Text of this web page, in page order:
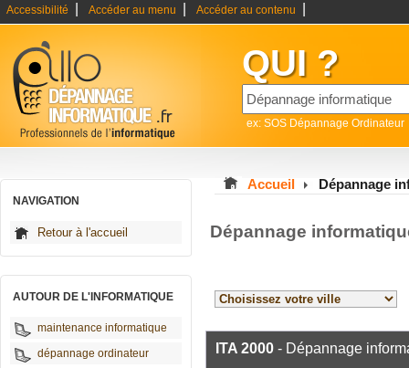
Accessibilité Accéder au menu Accéder au contenu
QUI ?
ex: SOS Dépannage Ordinateur
NAVIGATION
Retour à l'accueil
AUTOUR DE L'INFORMATIQUE
maintenance informatique
dépannage ordinateur
Accueil Dépannage
Dépannage
ITA 2000 - Dépannage